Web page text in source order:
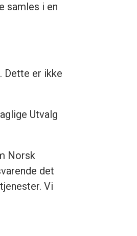
samles i en
Dette er ikke
Utvalg
Norsk
det
Vi